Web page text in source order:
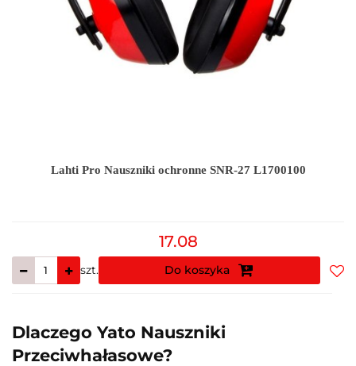
Lahti Pro Nauszniki ochronne SNR-27 L1700100
17.08
szt. Do koszyka
Dlaczego Yato Nauszniki
Przeciwhałasowe?